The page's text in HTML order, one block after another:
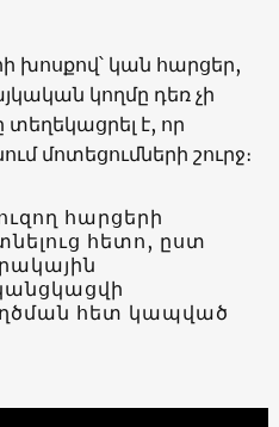
խոսքով՝ կան հարցեր,
կողմը դեռ չի
տեղեկացրել է, որ
մոտեցումների շուրջ։
հարցերի
հետո, ըստ
հետ կապված